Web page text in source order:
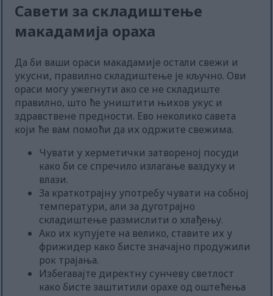
Савети за складиштење
макадамија ораха
Да би ваши ораси макадамије остали свежи и
укусни, правилно складиштење је кључно. Ови
ораси могу ужегнути ако се не складиште
правилно, што ће уништити њихов укус и
здравствене предности. Ево неколико савета
који ће вам помоћи да их одржите свежима.
Чувати у херметички затвореној посуди
како би се спречило излагање ваздуху и
влази.
За краткотрајну употребу чувати на собној
температури, али за дуготрајно
складиштење размислити о хлађењу.
Ако их купујете на велико, ставите их у
фрижидер како бисте значајно продужили
рок трајања.
Избегавајте директну сунчеву светлост
како бисте заштитили орахе од оштећења